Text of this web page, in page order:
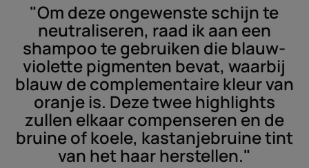
"Om deze ongewenste schijn te
neutraliseren, raad ik aan een
shampoo te gebruiken die blauw-
violette pigmenten bevat, waarbij
blauw de complementaire kleur van
oranje is. Deze twee highlights
zullen elkaar compenseren en de
bruine of koele, kastanjebruine tint
van het haar herstellen."